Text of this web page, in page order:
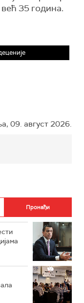
већ 35 година.
09. август 2026.